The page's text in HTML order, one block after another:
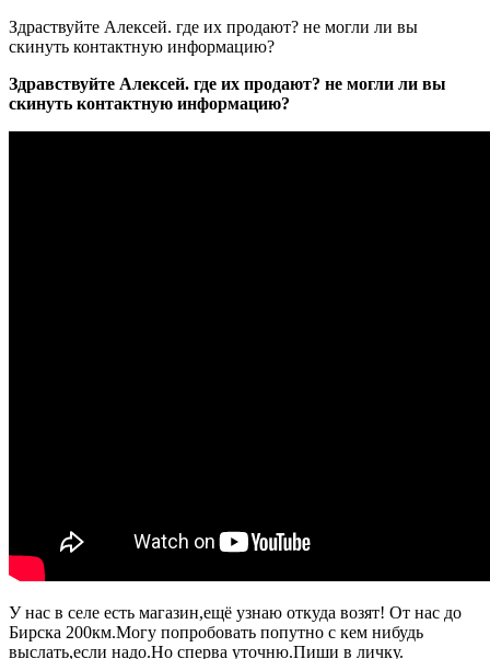
Здраствуйте Алексей. где их продают? не могли ли вы
скинуть контактную информацию?
Здравствуйте Алексей. где их продают? не могли ли вы
скинуть контактную информацию?
У нас в селе есть магазин,ещё узнаю откуда возят! От нас до
Бирска 200км.Могу попробовать попутно с кем нибудь
выслать,если надо.Но сперва уточню.Пиши в личку.